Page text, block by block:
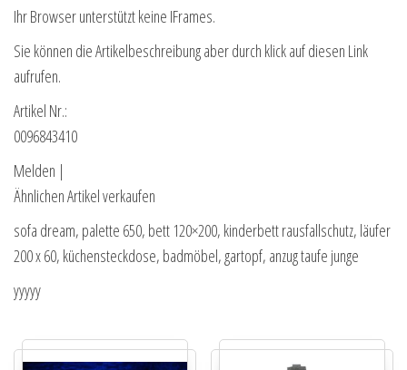
Ihr Browser unterstützt keine IFrames.
Sie können die Artikelbeschreibung aber durch klick auf diesen Link
aufrufen.
Artikel Nr.:
0096843410
Melden |
Ähnlichen Artikel verkaufen
sofa dream, palette 650, bett 120×200, kinderbett rausfallschutz, läufer
200 x 60, küchensteckdose, badmöbel, gartopf, anzug taufe junge
yyyyy